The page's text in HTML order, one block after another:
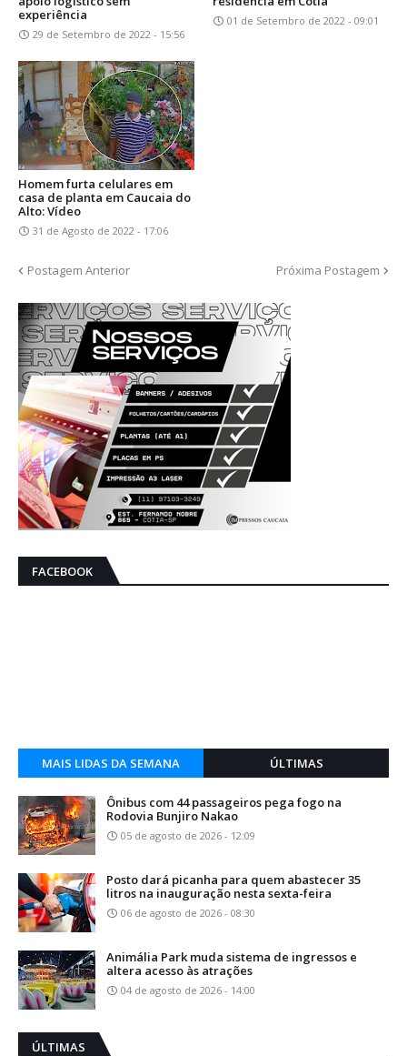
experiência
29 de Setembro de 2022 - 15:56
01 de Setembro de 2022 - 09:01
Homem furta celulares em
casa de planta em Caucaia do
Alto: Vídeo
31 de Agosto de 2022 - 17:06
Postagem Anterior Próxima Postagem
FACEBOOK
MAIS LIDAS DA SEMANA ÚLTIMAS
Ônibus com 44 passageiros pega fogo na
Rodovia Bunjiro Nakao
05 de agosto de 2026 - 12:09
Posto dará picanha para quem abastecer 35
litros na inauguração nesta sexta-feira
06 de agosto de 2026 - 08:30
Animália Park muda sistema de ingressos e
altera acesso às atrações
04 de agosto de 2026 - 14:00
ÚLTIMAS